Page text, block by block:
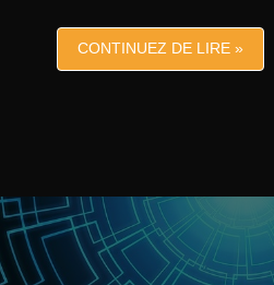
CONTINUEZ DE LIRE »